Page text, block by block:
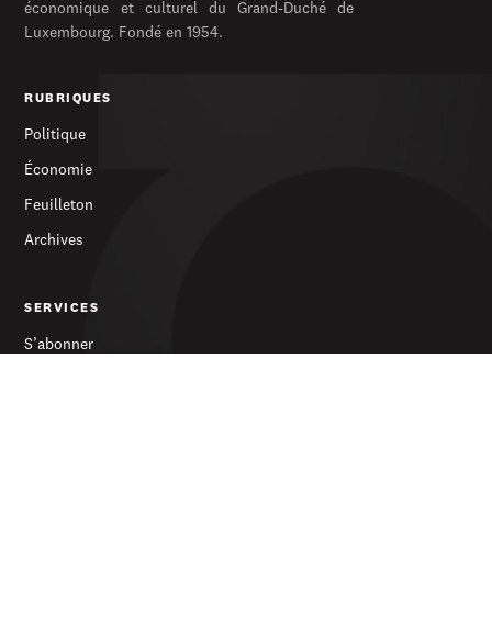
économique et culturel du Grand-Duché de
Luxembourg. Fondé en 1954.
RUBRIQUES
Politique
Économie
Feuilleton
Archives
SERVICES
S’abonner